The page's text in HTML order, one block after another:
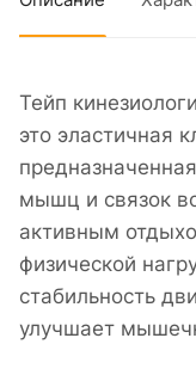
Тейп
это эластичная
мышц и связок
активным
физической
стабильность
улучшает